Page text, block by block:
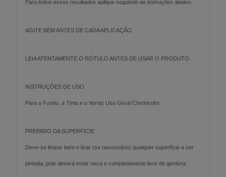
Para todos esses resultados aplique seguindo as instruções abaixo.
AGITE BEM ANTES DE CADA APLICAÇÃO.
LEIA ATENTAMENTE O RÓTULO ANTES DE USAR O PRODUTO.
INSTRUÇÕES DE USO
Para o Fundo, a Tinta e o Verniz Uso Geral Chemicolor.
PREPARO DA SUPERFÍCIE
Deve-se limpar bem e lixar (se necessário) qualquer superfície a ser
pintada, pois deverá estar seca e completamente livre de gordura,